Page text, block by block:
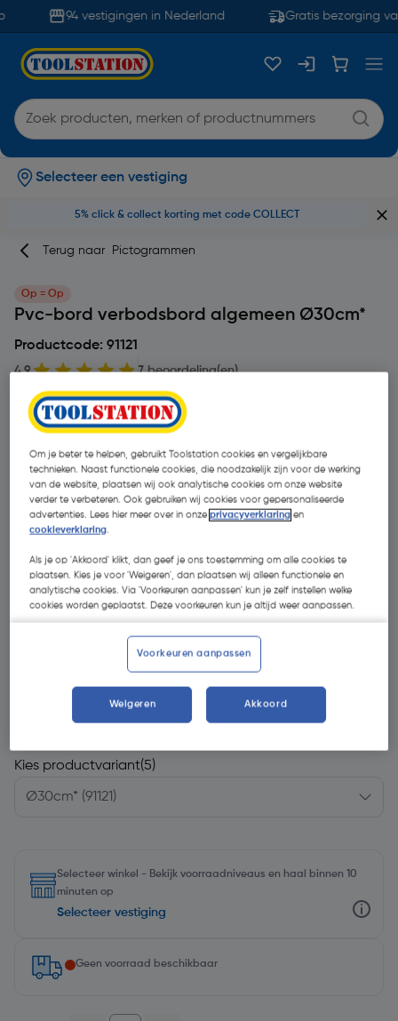
94 vestigingen in Nederland Gratis bezorging
Selecteer een vestiging
5% click & collect korting met code COLLECT
Terug naar Pictogrammen
Op = Op
Pvc-bord verbodsbord algemeen Ø30cm*
Productcode: 91121
4.9 7 beoordeling(en)
| Excl. btw € 3,50
Kies productvariant(5)
Selecteer winkel - Bekijk voorraadniveaus en haal binnen 10
minuten op
Selecteer vestiging
Geen voorraad beschikbaar
Om je beter te helpen, gebruikt Toolstation cookies en vergelijkbare
technieken. Naast functionele cookies, die noodzakelijk zijn voor de werking
van de website, plaatsen wij ook analytische cookies om onze website
verder te verbeteren. Ook gebruiken wij cookies voor gepersonaliseerde
advertenties. Lees hier meer over in onzeprivacyverklaring en
cookieverklaring.
Als je op 'Akkoord' klikt, dan geef je ons toestemming om alle cookies te
plaatsen. Kies je voor 'Weigeren', dan plaatsen wij alleen functionele en
analytische cookies. Via 'Voorkeuren aanpassen' kun je zelf instellen welke
cookies worden geplaatst. Deze voorkeuren kun je altijd weer aanpassen.
Voorkeuren aanpassen
Weigeren Akkoord